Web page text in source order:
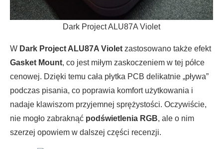
Dark Project ALU87A Violet
W Dark Project ALU87A Violet zastosowano także efekt
Gasket Mount, co jest miłym zaskoczeniem w tej półce
cenowej. Dzięki temu cała płytka PCB delikatnie „pływa”
podczas pisania, co poprawia komfort użytkowania i
nadaje klawiszom przyjemnej sprężystości. Oczywiście,
nie mogło zabraknąć podświetlenia RGB, ale o nim
szerzej opowiem w dalszej części recenzji.